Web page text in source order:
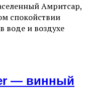
Амритсар,
спокойствии
воде и воздухе
— винный